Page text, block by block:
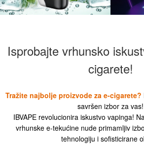
Isprobajte vrhunsko
cigarete!
Tražite najbolje proizvode za e-cigarete?
savršen izbor za vas!
IBVAPE revolucionira iskustvo vapinga!
vrhunske e-tekućine nude primamljiv
tehnologiju i sofisticirane